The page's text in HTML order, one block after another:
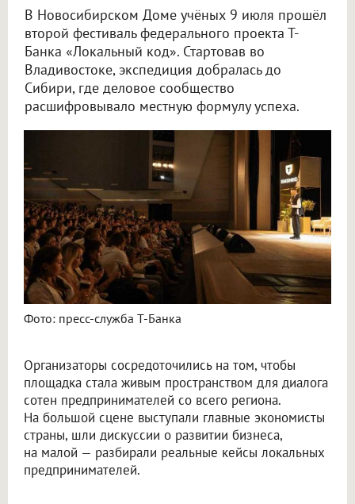
В Новосибирском Доме учёных 9 июля прошёл
второй фестиваль федерального проекта Т-
Банка «Локальный код». Стартовав во
Владивостоке, экспедиция добралась до
Сибири, где деловое сообщество
расшифровывало местную формулу успеха.
Фото: пресс-служба Т-Банка
Организаторы сосредоточились на том, чтобы
площадка стала живым пространством для диалога
сотен предпринимателей со всего региона.
На большой сцене выступали главные экономисты
страны, шли дискуссии о развитии бизнеса,
на малой — разбирали реальные кейсы локальных
предпринимателей.